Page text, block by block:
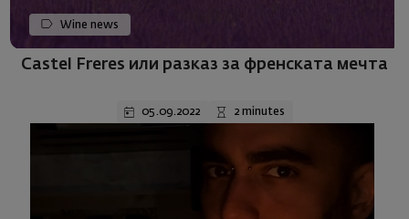
Wine news
Castel Freres или разказ за френската мечта
05.09.2022 2 minutes